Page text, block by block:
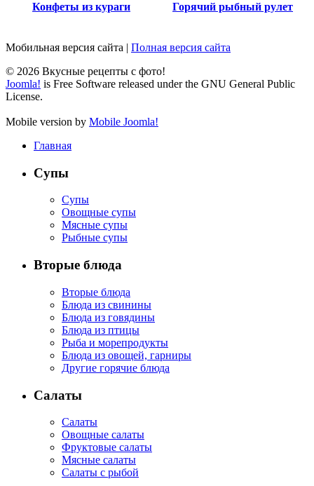
Конфеты из кураги Горячий рыбный рулет
Мобильная версия сайта | Полная версия сайта
© 2026 Вкусные рецепты с фото!
Joomla! is Free Software released under the GNU General Public
License.
Mobile version by Mobile Joomla!
Главная
Супы
Супы
Овощные супы
Мясные супы
Рыбные супы
Вторые блюда
Вторые блюда
Блюда из свинины
Блюда из говядины
Блюда из птицы
Рыба и морепродукты
Блюда из овощей, гарниры
Другие горячие блюда
Салаты
Салаты
Овощные салаты
Фруктовые салаты
Мясные салаты
Салаты с рыбой